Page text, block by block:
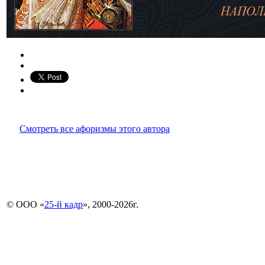
Смотреть все афоризмы этого автора
© ООО «25-й кадр», 2000-2026г.